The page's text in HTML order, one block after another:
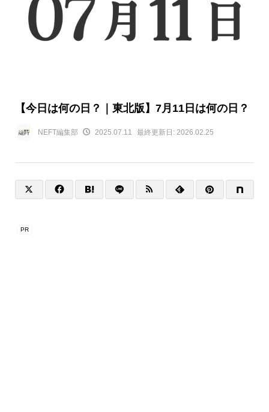
【今日は何の日？｜東北版】7月11日は何の日？
NEFT編集部 2025.07.11 最終更新日: 2026.02.25